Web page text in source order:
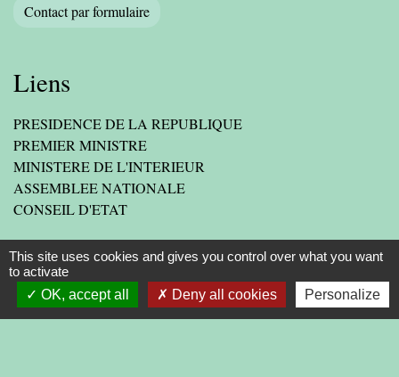
Contact par formulaire
Liens
PRESIDENCE DE LA REPUBLIQUE
PREMIER MINISTRE
MINISTERE DE L'INTERIEUR
ASSEMBLEE NATIONALE
CONSEIL D'ETAT
LIENS INSTITUTIONNELS
AGGLOMERATION
This site uses cookies and gives you control over what you want
to activate
OK, accept all
Deny all cookies Personalize